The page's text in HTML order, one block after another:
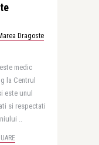
Dragoste
medic
la Centrul
este unul
si respectati
..